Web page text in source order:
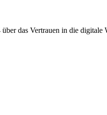
das Vertrauen in die